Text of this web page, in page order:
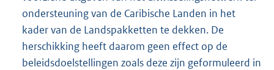
ondersteuning van de Caribische Landen in het
kader van de Landspakketten te dekken. De
herschikking heeft daarom geen effect op de
beleidsdoelstellingen zoals deze zijn geformuleerd in